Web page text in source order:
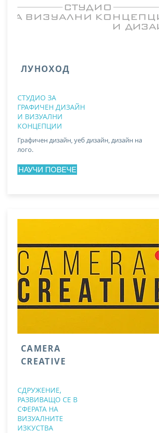
ЛУНОХОД
СТУДИО ЗА
ГРАФИЧЕН ДИЗАЙН
И ВИЗУАЛНИ
КОНЦЕПЦИИ
Графичен дизайн, уеб дизайн, дизайн на
лого.
НАУЧИ ПОВЕЧЕ
CAMERA
CREATIVE
СДРУЖЕНИЕ,
РАЗВИВАЩО СЕ В
СФЕРАТА НА
ВИЗУАЛНИТЕ
ИЗКУСТВА